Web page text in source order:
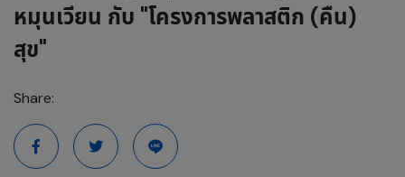
หมุนเวียน กับ "โครงการพลาสติก (คืน)
สุข"
Share: